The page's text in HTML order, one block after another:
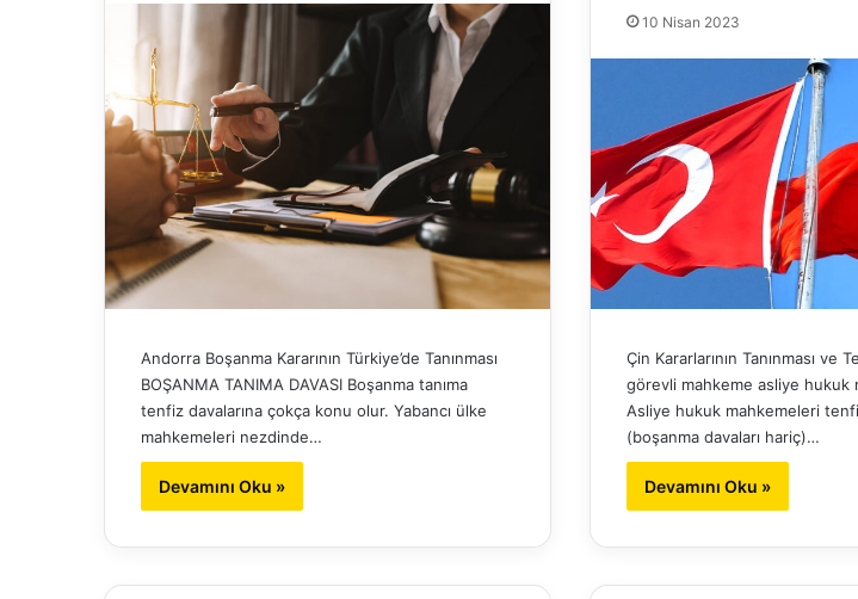
Andorra Boşanma Kararının Türkiye’de Tanınması
BOŞANMA TANIMA DAVASI Boşanma tanıma
tenfiz davalarına çokça konu olur. Yabancı ülke
mahkemeleri nezdinde…
Devamını Oku »
10 Nisan 2023
Çin Kararlarının Tanınması ve
görevli mahkeme asliye hukuk
Asliye hukuk mahkemeleri
(boşanma davaları hariç)…
Devamını Oku »